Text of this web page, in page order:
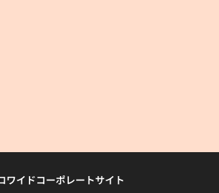
ップ
ワイドコーポレートサイト